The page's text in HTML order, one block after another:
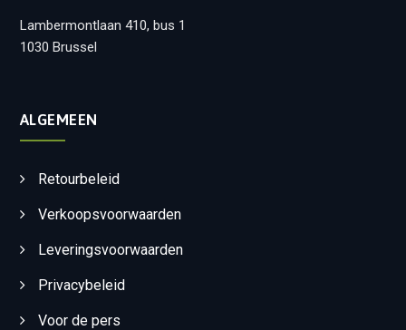
Lambermontlaan 410, bus 1
1030 Brussel
ALGEMEEN
Retourbeleid
Verkoopsvoorwaarden
Leveringsvoorwaarden
Privacybeleid
Voor de pers